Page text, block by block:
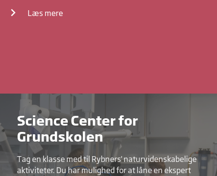
Læs mere
Science Center for
Grundskolen
Tag en klasse med til Rybners' naturvidenskabelige
aktiviteter. Du har mulighed for at låne en ekspert